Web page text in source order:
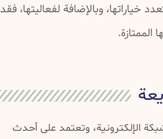
وبالإضافة لفعاليتها، فقد
الممتازة.
الإلكترونية، وتعتمد على أحدث